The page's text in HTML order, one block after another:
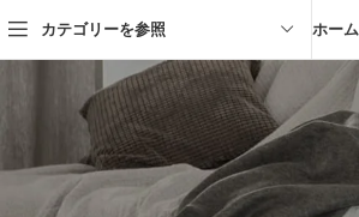
カテゴリーを参照 ホーム